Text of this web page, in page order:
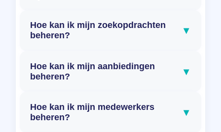
Hoe kan ik mijn zoekopdrachten
beheren?
▾
Hoe kan ik mijn aanbiedingen
beheren?
▾
Hoe kan ik mijn medewerkers
beheren?
▾